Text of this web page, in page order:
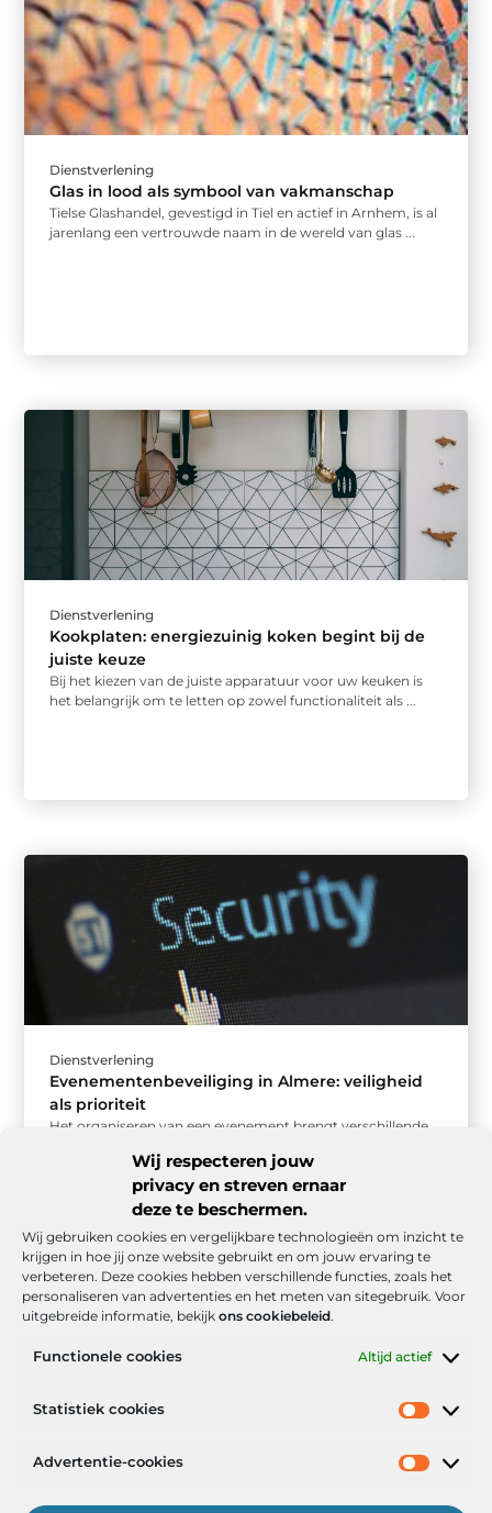
Wij respecteren jouw
privacy en streven ernaar
deze te beschermen.
Wij gebruiken cookies en vergelijkbare technologieën om inzicht te
krijgen in hoe jij onze website gebruikt en om jouw ervaring te
verbeteren. Deze cookies hebben verschillende functies, zoals het
personaliseren van advertenties en het meten van sitegebruik. Voor
uitgebreide informatie, bekijk ons cookiebeleid.
Functionele cookies Altijd actief
Statistiek cookies
Advertentie-cookies
Dienstverlening
Glas in lood als symbool van vakmanschap
Tielse Glashandel, gevestigd in Tiel en actief in Arnhem, is al
jarenlang een vertrouwde naam in de wereld van glas ...
Dienstverlening
Kookplaten: energiezuinig koken begint bij de
juiste keuze
Bij het kiezen van de juiste apparatuur voor uw keuken is
het belangrijk om te letten op zowel functionaliteit als ...
Dienstverlening
Evenementenbeveiliging in Almere: veiligheid
als prioriteit
Het organiseren van een evenement brengt verschillende
veiligheid. Evenementenbeveiliging in Almere ...
Onze informatie